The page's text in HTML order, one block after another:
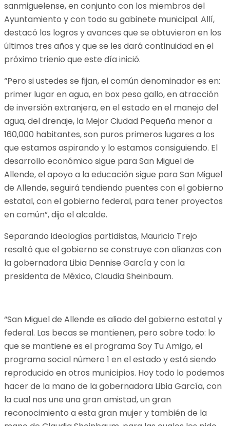
sanmiguelense, en conjunto con los miembros del
Ayuntamiento y con todo su gabinete municipal. Allí,
destacó los logros y avances que se obtuvieron en los
últimos tres años y que se les dará continuidad en el
próximo trienio que este día inició.
“Pero si ustedes se fijan, el común denominador es en:
primer lugar en agua, en box peso gallo, en atracción
de inversión extranjera, en el estado en el manejo del
agua, del drenaje, la Mejor Ciudad Pequeña menor a
160,000 habitantes, son puros primeros lugares a los
que estamos aspirando y lo estamos consiguiendo. El
desarrollo económico sigue para San Miguel de
Allende, el apoyo a la educación sigue para San Miguel
de Allende, seguirá tendiendo puentes con el gobierno
estatal, con el gobierno federal, para tener proyectos
en común”, dijo el alcalde.
Separando ideologías partidistas, Mauricio Trejo
resaltó que el gobierno se construye con alianzas con
la gobernadora Libia Dennise García y con la
presidenta de México, Claudia Sheinbaum.
“San Miguel de Allende es aliado del gobierno estatal y
federal. Las becas se mantienen, pero sobre todo: lo
que se mantiene es el programa Soy Tu Amigo, el
programa social número 1 en el estado y está siendo
reproducido en otros municipios. Hoy todo lo podemos
hacer de la mano de la gobernadora Libia García, con
la cual nos une una gran amistad, un gran
reconocimiento a esta gran mujer y también de la